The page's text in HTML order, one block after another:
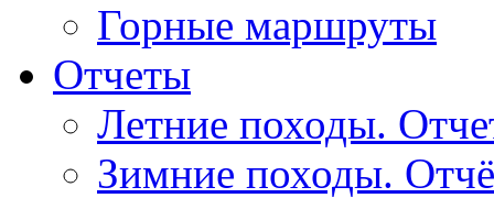
Горные маршруты
Отчеты
Летние походы.
Зимние походы.